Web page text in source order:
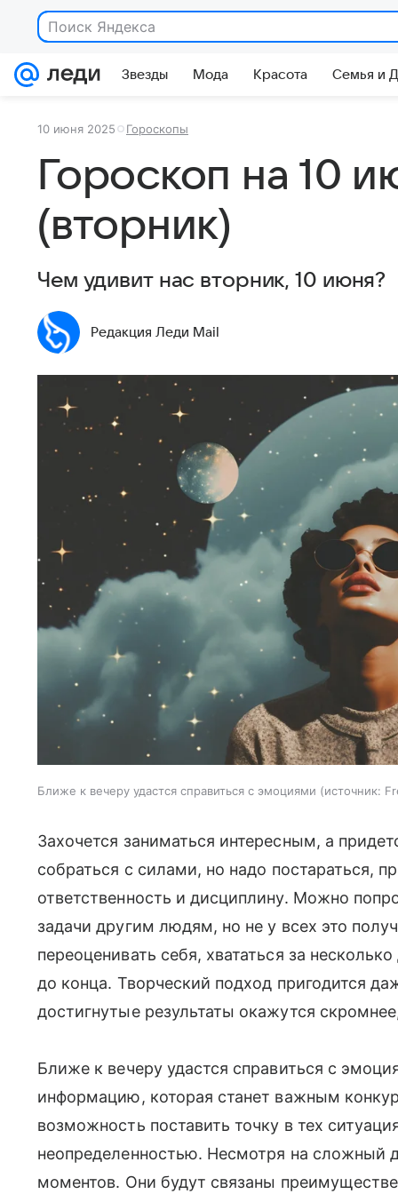
Поиск Яндекса
Звезды Мода Красота Семья и
10 июня 2025 Гороскопы
Гороскоп на 10
(вторник)
Чем удивит нас вторник, 10 июня?
Редакция Леди Mail
Ближе к вечеру удастся справиться с эмоциями источник:
Захочется заниматься интересным, а
собраться с силами, но надо постараться,
ответственность и дисциплину. Можно
задачи другим людям, но не у всех это
переоценивать себя, хвататься за
до конца. Творческий подход пригодится
достигнутые результаты окажутся
Ближе к вечеру удастся справиться с
информацию, которая станет важным
возможность поставить точку в тех
неопределенностью. Несмотря на сложный
моментов. Они будут связаны